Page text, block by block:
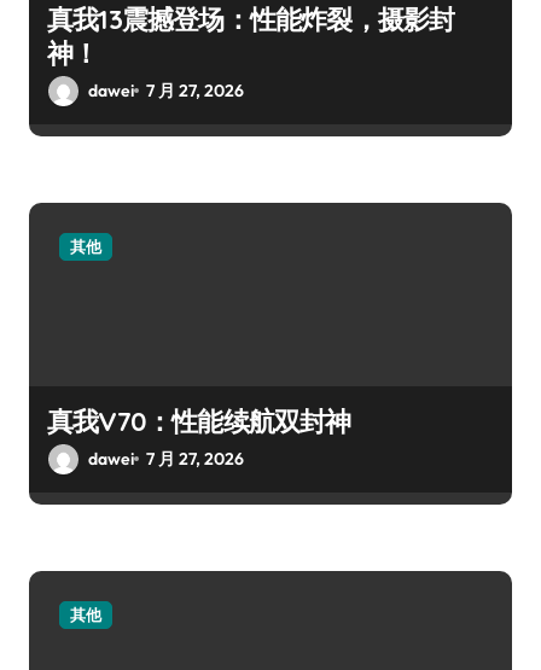
真我13震撼登场：性能炸裂，摄影封
神！
dawei 7 月 27, 2026
其他
真我V70：性能续航双封神
dawei 7 月 27, 2026
其他